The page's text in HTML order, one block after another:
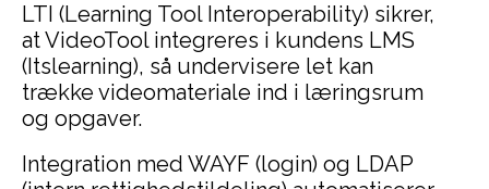
LTI (Learning Tool Interoperability) sikrer,
at VideoTool integreres i kundens LMS
(Itslearning), så undervisere let kan
trække videomateriale ind i læringsrum
og opgaver.
Integration med WAYF (login) og LDAP